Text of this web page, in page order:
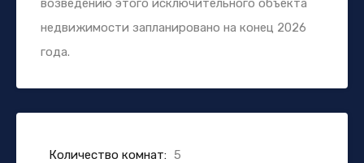
возведению этого исключительного объекта
недвижимости запланировано на конец 2026
года.
Количество комнат: 5